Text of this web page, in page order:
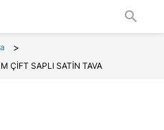
search
>
ÇİFT SAPLI SATİN TAVA